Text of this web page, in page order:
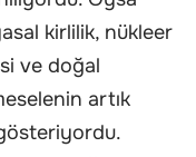
kirlilik, nükleer
ve doğal
artık